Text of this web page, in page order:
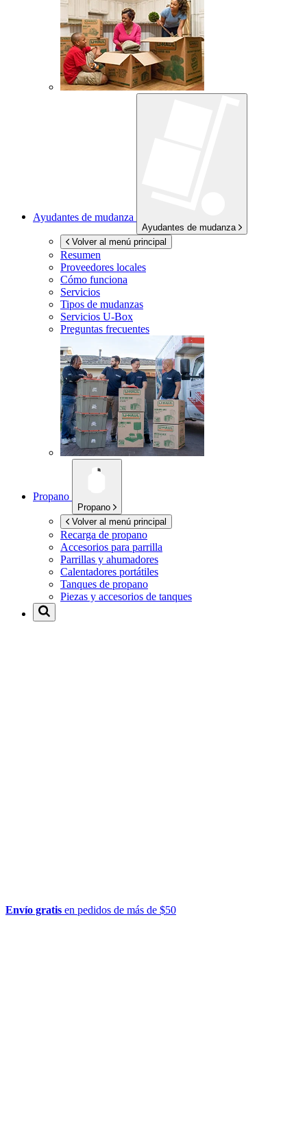
Ayudantes de mudanza
Ayudantes de mudanza
Volver al menú principal
Resumen
Proveedores locales
Cómo funciona
Servicios
Tipos de mudanzas
Servicios U-Box
Preguntas frecuentes
Propano
Propano
Volver al menú principal
Recarga de propano
Accesorios para parrilla
Parrillas y ahumadores
Calentadores portátiles
Tanques de propano
Piezas y accesorios de tanques
Envío gratis en pedidos de más de $50